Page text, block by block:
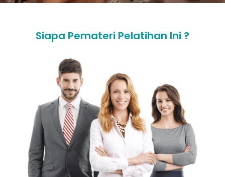
Siapa Pemateri Pelatihan Ini ?